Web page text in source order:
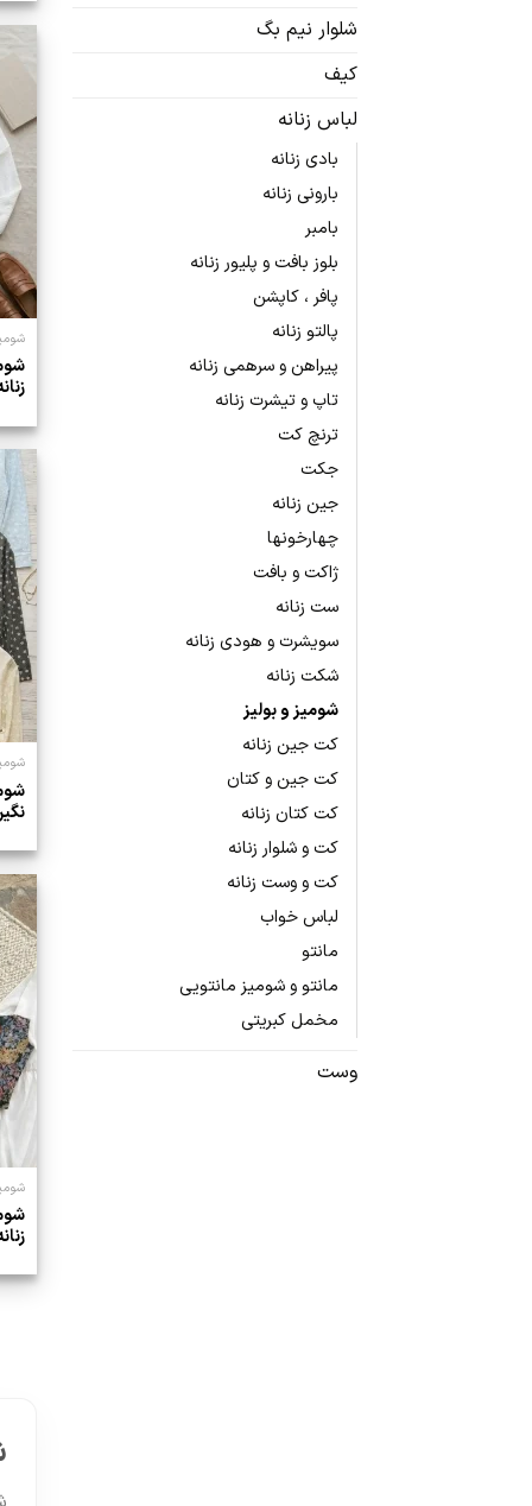
شلوار نیم بگ
کیف
لباس زنانه
بادی زنانه
بارونی زنانه
بامبر
بلوز بافت و پلیور زنانه
پافر ، کاپشن
پالتو زنانه
پیراهن و سرهمی زنانه
تاپ و تیشرت زنانه
ترنچ کت
جکت
جین زنانه
چهارخونها
ژاکت و بافت
ست زنانه
سویشرت و هودی زنانه
شکت زنانه
شومیز و بولیز
کت جین زنانه
کت جین و کتان
کت کتان زنانه
کت و شلوار زنانه
کت و وست زنانه
لباس خواب
مانتو
مانتو و شومیز مانتویی
مخمل کبریتی
وست